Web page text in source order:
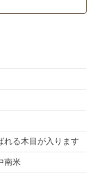
れる木目が入ります
南米